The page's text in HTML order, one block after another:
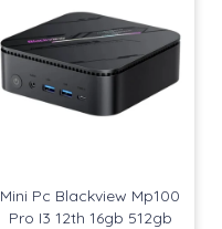
Mini Pc Blackview Mp100
Pro I3 12th 16gb 512gb